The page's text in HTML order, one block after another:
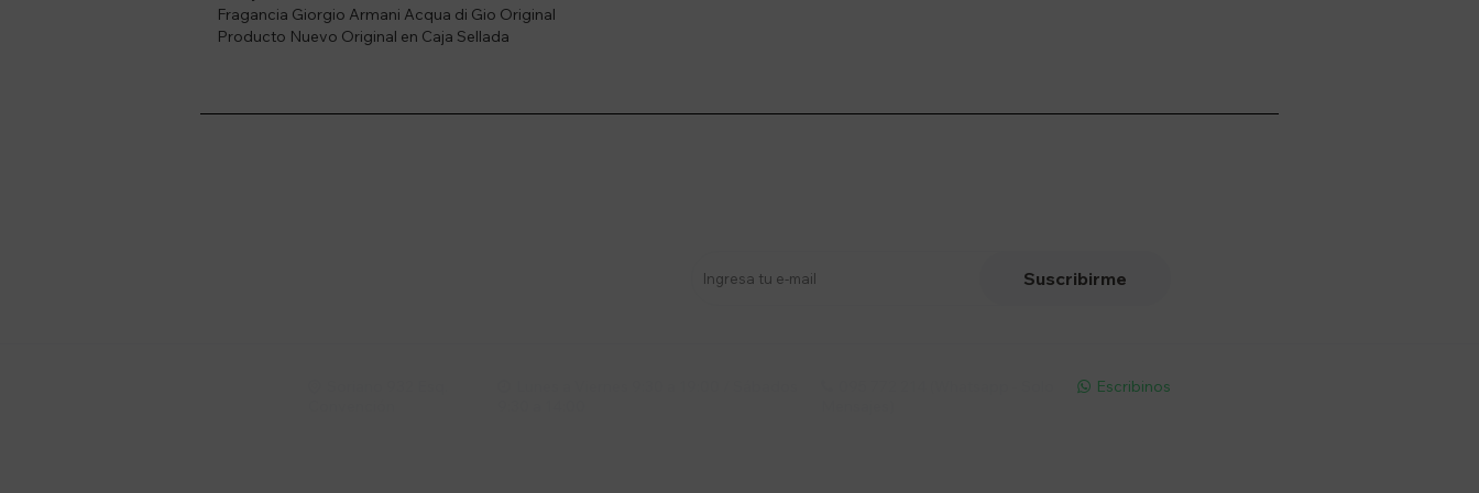
Fragancia Giorgio Armani Acqua di Gio Original
Producto Nuevo Original en Caja Sellada
Suscribirme
 Escribinos